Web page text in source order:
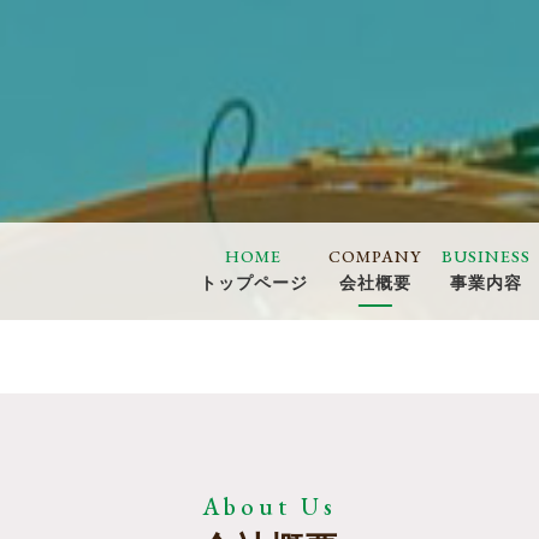
HOME
トップページ
COMPANY
会社概要
BUSINESS
事業内容
About Us